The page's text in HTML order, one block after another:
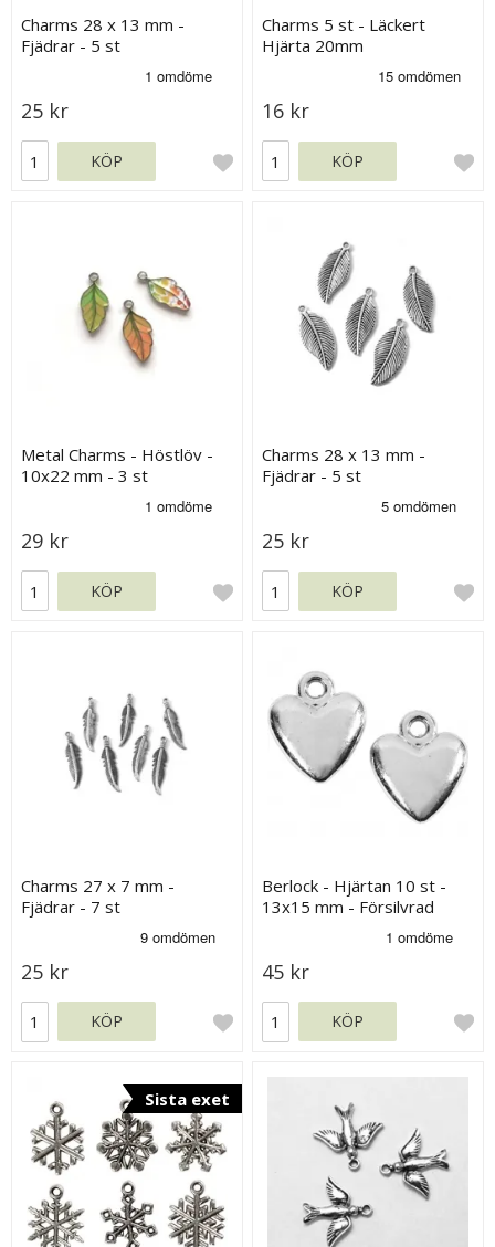
Charms 28 x 13 mm -
Fjädrar - 5 st
25 kr
KÖP
Charms 5 st - Läckert
Hjärta 20mm
16 kr
KÖP
Metal Charms - Höstlöv -
10x22 mm - 3 st
29 kr
KÖP
Charms 28 x 13 mm -
Fjädrar - 5 st
25 kr
KÖP
Charms 27 x 7 mm -
Fjädrar - 7 st
25 kr
KÖP
Berlock - Hjärtan 10 st -
13x15 mm - Försilvrad
45 kr
KÖP
Sista exet